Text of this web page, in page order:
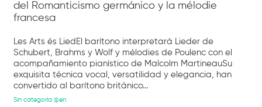
del Romanticismo germánico y la mélodie
francesa
Les Arts és LiedEl barítono interpretará Lieder de
Schubert, Brahms y Wolf y mélodies de Poulenc con el
acompañamiento pianístico de Malcolm MartineauSu
exquisita técnica vocal, versatilidad y elegancia, han
convertido al barítono británico...
Sin categoría @en